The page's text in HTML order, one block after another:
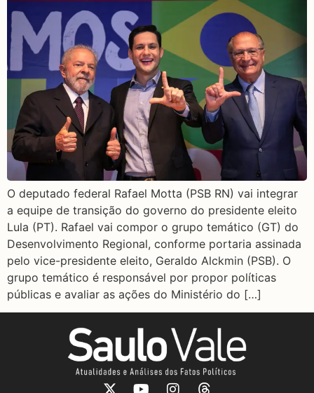
O deputado federal Rafael Motta (PSB RN) vai integrar
a equipe de transição do governo do presidente eleito
Lula (PT). Rafael vai compor o grupo temático (GT) do
Desenvolvimento Regional, conforme portaria assinada
pelo vice-presidente eleito, Geraldo Alckmin (PSB). O
grupo temático é responsável por propor políticas
públicas e avaliar as ações do Ministério do […]